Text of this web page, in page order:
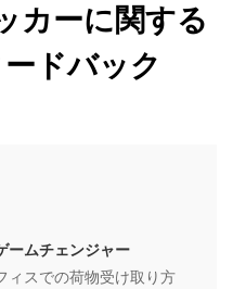
カーに関する
ドバック
ームチェンジャー
ィスでの荷物受け取り方